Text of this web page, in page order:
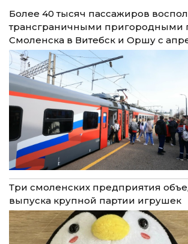
Более 40 тысяч пассажиров
трансграничными пригородными
Смоленска в Витебск и Оршу с
Три смоленских предприятия
выпуска крупной партии игрушек